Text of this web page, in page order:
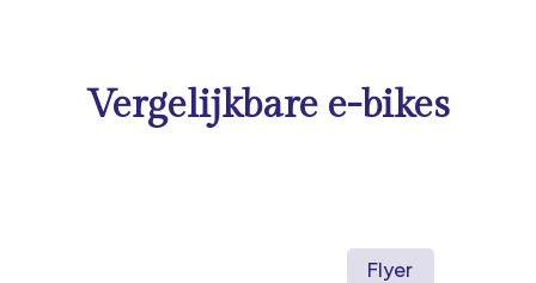
Vergelijkbare e-bikes
Flyer